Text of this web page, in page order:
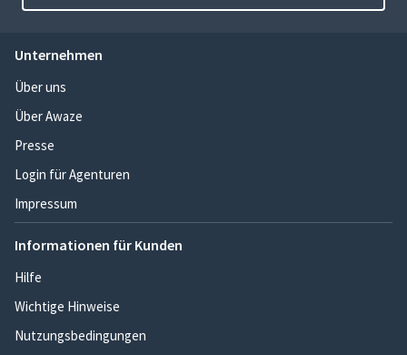
Unternehmen
Über uns
Über Awaze
Presse
Login für Agenturen
Impressum
Informationen für Kunden
Hilfe
Wichtige Hinweise
Nutzungsbedingungen